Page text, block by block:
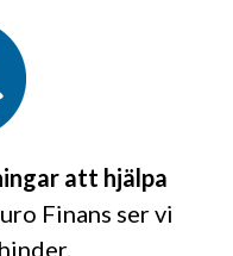
att hjälpa
Finans ser vi